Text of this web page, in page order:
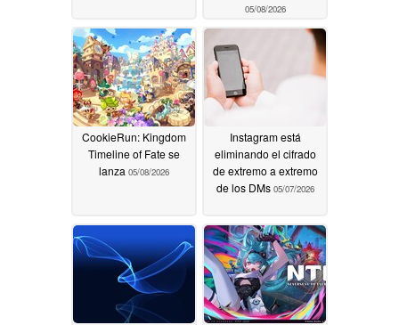
05/08/2026
CookieRun: Kingdom
Timeline of Fate se
lanza 05/08/2026
Instagram está
eliminando el cifrado
de extremo a extremo
de los DMs 05/07/2026